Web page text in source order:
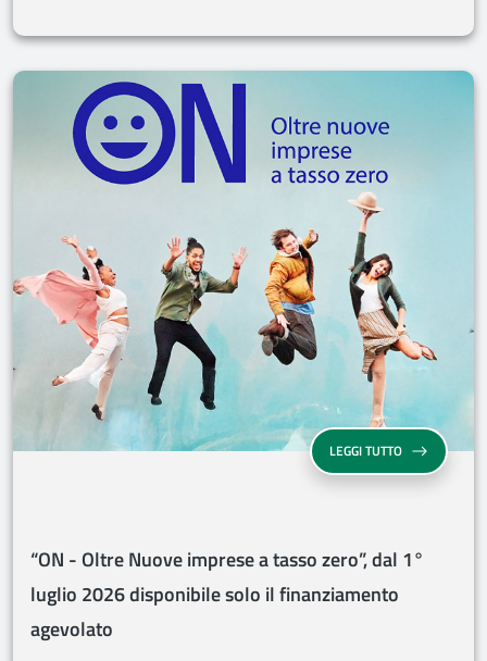
LEGGI TUTTO“ON - OLTRE
“ON - Oltre Nuove imprese a tasso zero”, dal 1°
luglio 2026 disponibile solo il finanziamento
agevolato